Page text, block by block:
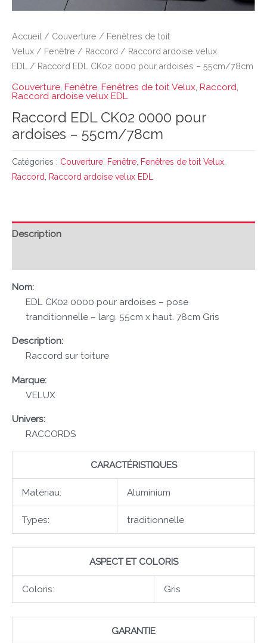
Accueil / Couverture / Fenêtres de toit
Velux / Fenêtre / Raccord / Raccord ardoise velux
EDL
/ Raccord EDL CK02 0000 pour ardoises – 55cm/78cm
Couverture, Fenêtre, Fenêtres de toit Velux, Raccord,
Raccord ardoise velux EDL
Raccord EDL CK02 0000 pour
ardoises – 55cm/78cm
Catégories : Couverture, Fenêtre, Fenêtres de toit Velux,
Raccord, Raccord ardoise velux EDL
Description
Nom:
EDL CK02 0000 pour ardoises – pose
tranditionnelle – larg. 55cm x haut. 78cm Gris
Description:
Raccord sur toiture
Marque:
VELUX
Univers:
RACCORDS
CARACTÉRISTIQUES
Matériau: Aluminium
Types: traditionnelle
ASPECT ET COLORIS
Coloris: Gris
GARANTIE